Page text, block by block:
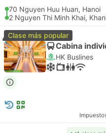
70 Nguyen Huu Huan, Hanoi
2 Nguyen Thi Minh Khai,
Clase más popular
Cabina
HK Buslines